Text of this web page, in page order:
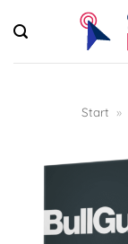
Inhalt
springen
Start »